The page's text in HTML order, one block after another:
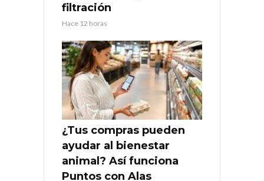
filtración
Hace 12 horas
¿Tus compras pueden
ayudar al bienestar
animal? Así funciona
Puntos con Alas